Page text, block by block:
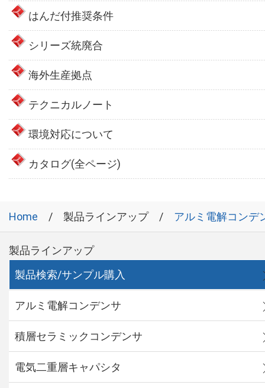
はんだ付推奨条件
シリーズ統廃合
海外生産拠点
テクニカルノート
環境対応について
カタログ(全ページ)
Home 製品ラインアップ アルミ電解コンデ
製品ラインアップ
製品検索/サンプル購入
アルミ電解コンデンサ
積層セラミックコンデンサ
電気二重層キャパシタ